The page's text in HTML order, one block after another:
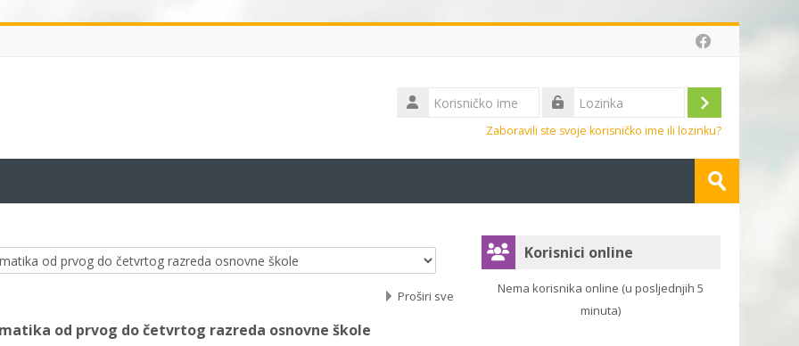
Korisničko
ime
Prijava
Zaboravili ste svoje korisničko ime ili lozinku?
kolegije
Predaj
kolegija
Proširi sve
od prvog do četvrtog razreda osnovne škole
Preskoči Korisnici online
Korisnici online
Nema korisnika online (u posljednjih 5
minuta)